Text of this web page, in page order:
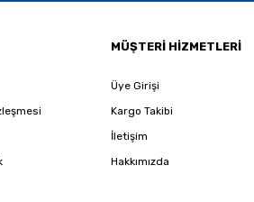
MÜŞTERİ HİZMETLERİ
Üye Girişi
Kargo Takibi
İletişim
Hakkımızda